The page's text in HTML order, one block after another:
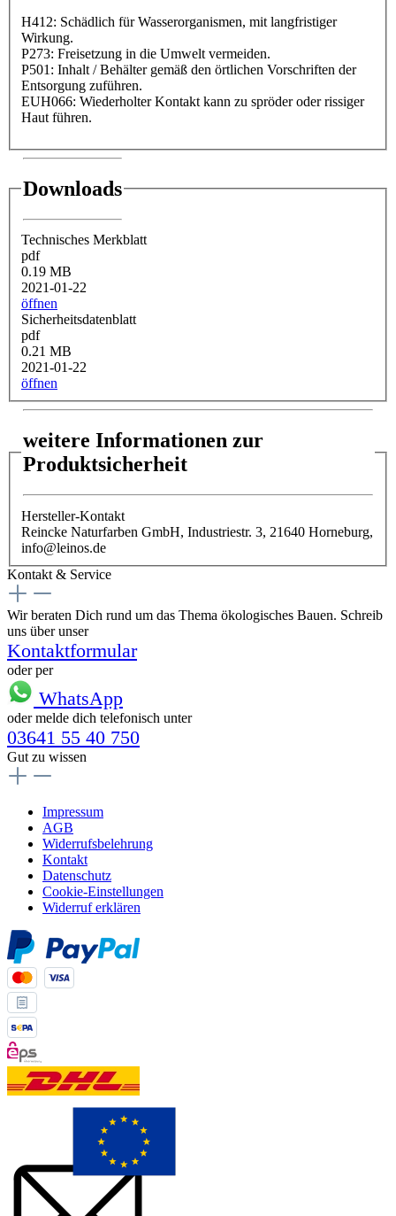
H412: Schädlich für Wasserorganismen, mit langfristiger
Wirkung.
P273: Freisetzung in die Umwelt vermeiden.
P501: Inhalt / Behälter gemäß den örtlichen Vorschriften der
Entsorgung zuführen.
EUH066: Wiederholter Kontakt kann zu spröder oder rissiger
Haut führen.
Downloads
Technisches Merkblatt
pdf
0.19 MB
2021-01-22
öffnen
Sicherheitsdatenblatt
pdf
0.21 MB
2021-01-22
öffnen
weitere Informationen zur
Produktsicherheit
Hersteller-Kontakt
Reincke Naturfarben GmbH, Industriestr. 3, 21640 Horneburg,
info@leinos.de
Kontakt & Service
Wir beraten Dich rund um das Thema ökologisches Bauen. Schreib
uns über unser
Kontaktformular
oder per
WhatsApp
oder melde dich telefonisch unter
03641 55 40 750
Gut zu wissen
Impressum
AGB
Widerrufsbelehrung
Kontakt
Datenschutz
Cookie-Einstellungen
Widerruf erklären